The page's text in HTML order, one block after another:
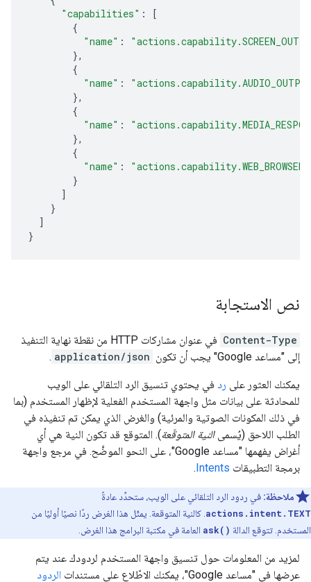
"capabilities" :
[
{
"name" :
},
{
"name" :
},
{
"name" :
},
{
"name" :
"actions.capability.WEB_BROWSER"
}
]
}
]
}
نص الاستجابة
Content-Type
في عنوان مشاركات HTTP من نقطة نهاية التنفيذ
إلى "مساعد Google" يجب أن تكون
application/json
.
يمكنك العثور على رد في يحتوي تنسيق الرد التلقائي على الويب
للمحادثة على بيانات مثل واجهة المستخدم الفعلية لإظهار المستخدم (بما
في ذلك المكونات الصوتية والمرئية) والغرض الذي يمكن تم تنفيذه في
الطلب اللاحق (يُسمىالنية المتوقّعة). المتوقع قد تكون النية هي أي
أغراض يفهمها "مساعد Google"، على النحو الموضَّح. في مرجع واجهة
برمجة التطبيقات Intents
.
ملاحظة: في ردود الرد التلقائي على الويب، ستحدِّد عادةً
actions.intent.TEXT . كالنية المتوقعة. يمثّل هذا الغرض ردًا نصيًا أوليًا من
المستخدم. تتوقع الدالة ask() العامة في مكتبة البرامج هذا الغرض.
لمزيد من المعلومات حول تنسيق واجهة المستخدم لردودك عند يتم
عرضها في "مساعد Google"، يمكنك الاطّلاع على مستندات
الردود